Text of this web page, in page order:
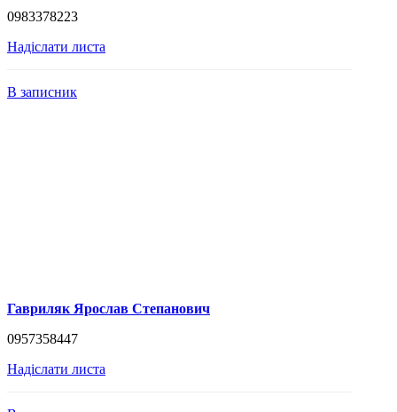
0983378223
Надіслати листа
В записник
Гавриляк Ярослав Степанович
0957358447
Надіслати листа